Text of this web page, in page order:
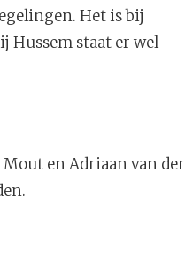
Het is bij
Hussem staat er wel
en Adriaan van der